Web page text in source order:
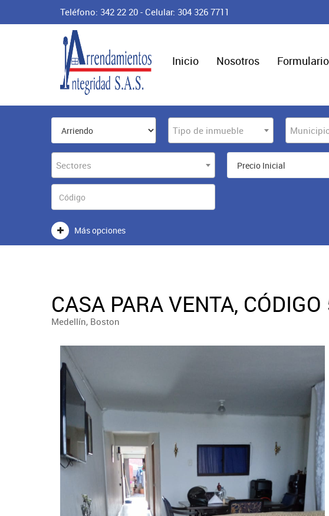
Teléfono: 342 22 20 - Celular: 304 326 7711
Inicio Nosotros
Tipo de inmueble
Sectores
Más opciones
CASA PARA VENTA,
Medellín, Boston